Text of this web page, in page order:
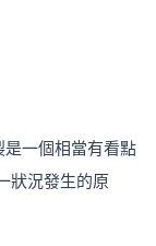
一個相當有看點
狀況發生的原